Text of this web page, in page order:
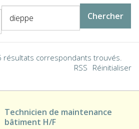
résultats correspondants trouvés.
Réinitialiser
RSS
Technicien de maintenance
bâtiment H/F